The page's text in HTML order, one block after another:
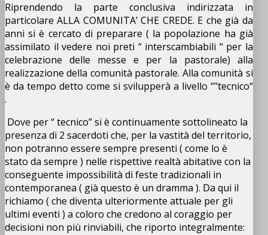
Riprendendo la parte conclusiva indirizzata in
particolare ALLA COMUNITA’ CHE CREDE. E che già da
anni si è cercato di preparare ( la popolazione ha già
assimilato il vedere noi preti “ interscambiabili “ per la
celebrazione delle messe e per la pastorale) alla
realizzazione della comunità pastorale. Alla comunità si
è da tempo detto come si svilupperà a livello “"tecnico“
.
Dove per “ tecnico” si è continuamente sottolineato la
presenza di 2 sacerdoti che, per la vastità del territorio,
non potranno essere sempre presenti ( come lo è
stato da sempre ) nelle rispettive realtà abitative con la
conseguente impossibilità di feste tradizionali in
contemporanea ( già questo è un dramma ). Da qui il
richiamo ( che diventa ulteriormente attuale per gli
ultimi eventi ) a coloro che credono al coraggio per
decisioni non più rinviabili, che riporto integralmente: